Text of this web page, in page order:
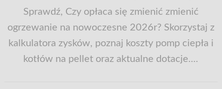
Sprawdź, Czy opłaca się zmienić zmienić
ogrzewanie na nowoczesne 2026r? Skorzystaj z
kalkulatora zysków, poznaj koszty pomp ciepła i
kotłów na pellet oraz aktualne dotacje....